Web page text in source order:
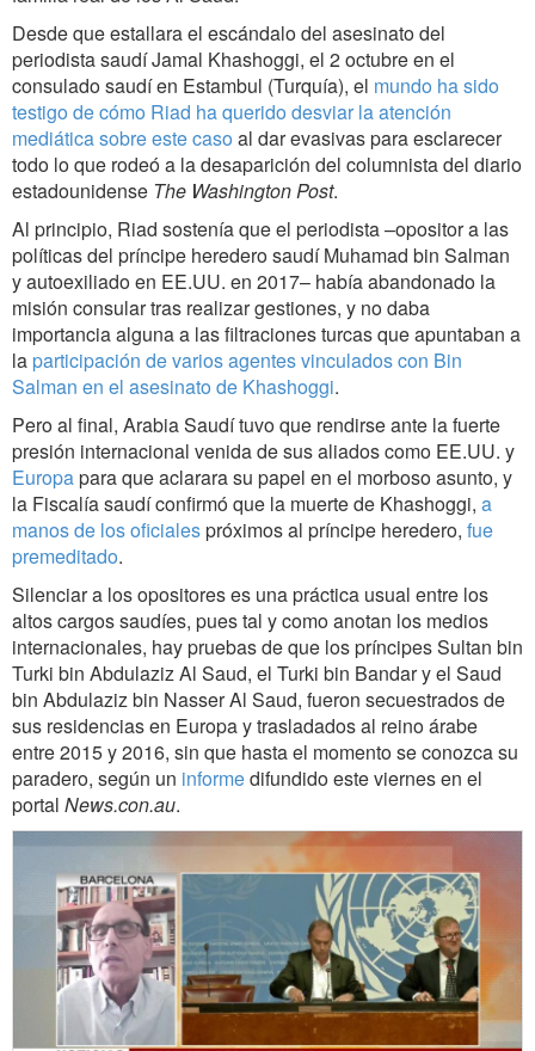
Desde que estallara el escándalo del asesinato del
periodista saudí Jamal Khashoggi, el 2 octubre en el
consulado saudí en Estambul (Turquía), el mundo ha sido
testigo de cómo Riad ha querido desviar la atención
mediática sobre este caso al dar evasivas para esclarecer
todo lo que rodeó a la desaparición del columnista del diario
estadounidense The Washington Post.
Al principio, Riad sostenía que el periodista –opositor a las
políticas del príncipe heredero saudí Muhamad bin Salman
y autoexiliado en EE.UU. en 2017– había abandonado la
misión consular tras realizar gestiones, y no daba
importancia alguna a las filtraciones turcas que apuntaban a
la participación de varios agentes vinculados con Bin
Salman en el asesinato de Khashoggi.
Pero al final, Arabia Saudí tuvo que rendirse ante la fuerte
presión internacional venida de sus aliados como EE.UU. y
Europapara que aclarara su papel en el morboso asunto, y
la Fiscalía saudí confirmó que la muerte de Khashoggi, a
manos de los oficialespróximos al príncipe heredero, fue
premeditado.
Silenciar a los opositores es una práctica usual entre los
altos cargos saudíes, pues tal y como anotan los medios
internacionales, hay pruebas de que los príncipes Sultan bin
Turki bin Abdulaziz Al Saud, el Turki bin Bandar y el Saud
bin Abdulaziz bin Nasser Al Saud, fueron secuestrados de
sus residencias en Europa y trasladados al reino árabe
entre 2015 y 2016, sin que hasta el momento se conozca su
paradero, según un informedifundido este viernes en el
portal News.con.au.